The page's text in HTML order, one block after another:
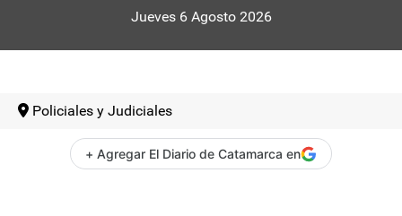
Jueves 6 Agosto 2026
Policiales y Judiciales
+ Agregar El Diario de Catamarca en